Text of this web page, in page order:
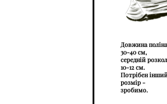
Довжина поліна
30-40 см,
середній
10-12 см.
Потрібен
розмір -
зробимо.